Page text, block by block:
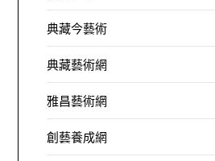
典藏今藝術
典藏藝術網
雅昌藝術網
創藝養成網